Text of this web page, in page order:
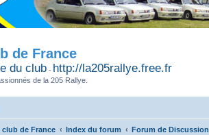
de France
du club - http://la205rallye.free.fr
de la 205 Rallye.
club de France Index du forum Forum de Discussion